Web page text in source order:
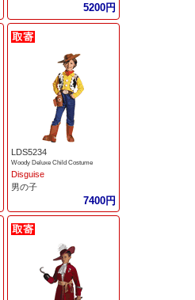
5200円
LDS5234
Woody Deluxe Child Costume
Disguise
男の子
7400円